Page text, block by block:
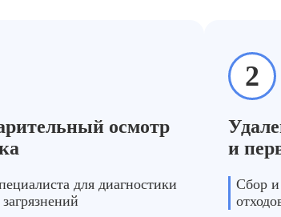
осмотр
для диагностики
2
и
Сбор и